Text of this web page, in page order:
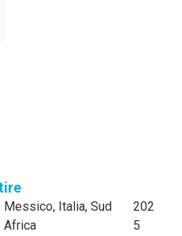
Messico, Italia, Sud
Africa
202
5